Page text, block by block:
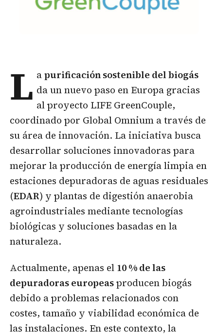
L apurificación sostenible delbiogás
da un nuevo paso en Europa gracias
al proyecto LIFE GreenCouple,
coordinado por Global Omnium a través de
su área de innovación. La iniciativa busca
desarrollar soluciones innovadoras para
mejorar la producción de energía limpia en
estaciones depuradoras de aguas residuales
(EDAR) y plantas de digestión anaerobia
agroindustriales mediante tecnologías
biológicas y soluciones basadas en la
naturaleza.
Actualmente, apenas el 10 % de las
depuradoras europeasproducen biogás
debido a problemas relacionados con
costes, tamaño y viabilidad económica de
las instalaciones. En este contexto, la